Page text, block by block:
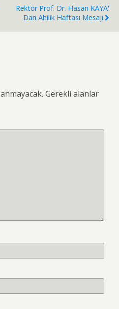
Rektör Prof. Dr. Hasan KAYA'
Dan Ahilik Haftası Mesajı
Gerekli alanlar